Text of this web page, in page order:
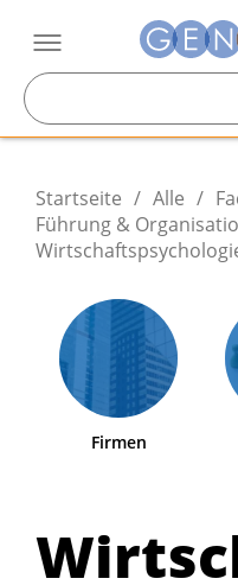
Startseite / Alle /
Führung &
Firmen